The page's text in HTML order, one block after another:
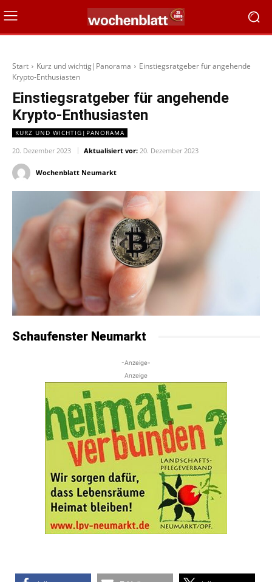
Start Kurz und wichtig|Panorama
Einstiegsratgeber für angehende
Krypto-Enthusiasten
Einstiegsratgeber für angehende
Krypto-Enthusiasten
KURZ UND WICHTIG|PANORAMA
20. Dezember 2023 Aktualisiert vor: 20. Dezember 2023
Wochenblatt Neumarkt
Schaufenster Neumarkt
-Anzeige-
Anzeige